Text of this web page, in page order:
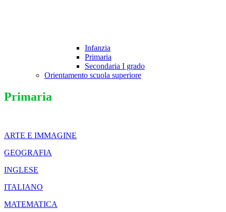
Infanzia
Primaria
Secondaria I grado
Orientamento scuola superiore
Primaria
ARTE E IMMAGINE
GEOGRAFIA
INGLESE
ITALIANO
MATEMATICA